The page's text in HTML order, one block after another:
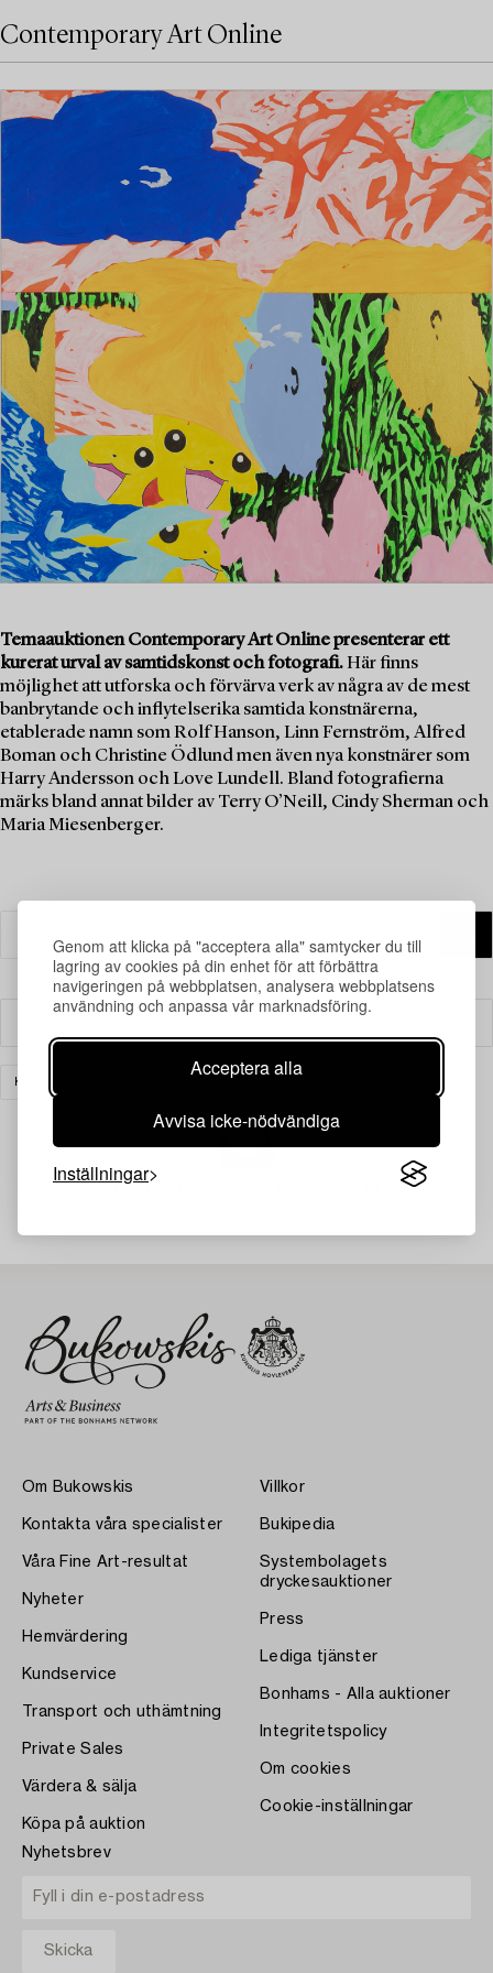
Genom att klicka på "acceptera alla" samtycker du till
lagring av cookies på din enhet för att förbättra
navigeringen på webbplatsen, analysera webbplatsens
användning och anpassa vår marknadsföring.
Acceptera alla
Avvisa icke-nödvändiga
Inställningar
Contemporary Art Online
Temaauktionen Contemporary Art Online presenterar ett
kurerat urval av samtidskonst och fotografi.Här finns
möjlighet att utforska och förvärva verk av några av de mest
banbrytande och inflytelserika samtida konstnärerna,
etablerade namn som Rolf Hanson, Linn Fernström, Alfred
Boman och Christine Ödlund men även nya konstnärer som
Harry Andersson och Love Lundell. Bland fotografierna
märks bland annat bilder av Terry O’Neill, Cindy Sherman och
Maria Miesenberger.
KONST
Din sökning gav ingen träff just nu.
Om Bukowskis
Kontakta våra specialister
Våra Fine Art-resultat
Nyheter
Hemvärdering
Kundservice
Transport och uthämtning
Private Sales
Värdera & sälja
Köpa på auktion
Villkor
Bukipedia
Systembolagets
dryckesauktioner
Press
Lediga tjänster
Bonhams - Alla auktioner
Integritetspolicy
Om cookies
Cookie-inställningar
Nyhetsbrev